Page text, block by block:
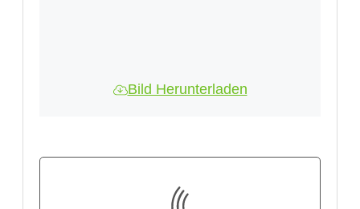
Bild Herunterladen